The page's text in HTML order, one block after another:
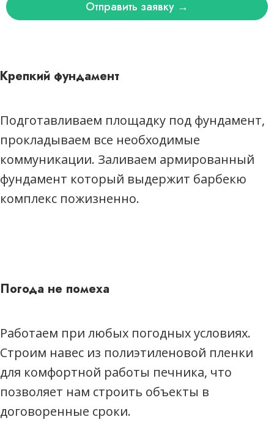
Отправить заявку →
Крепкий фундамент
Подготавливаем площадку под фундамент,
прокладываем все необходимые
коммуникации. Заливаем армированный
фундамент который выдержит барбекю
комплекс пожизненно.
Погода не помеха
Работаем при любых погодных условиях.
Строим навес из полиэтиленовой пленки
для комфортной работы печника, что
позволяет нам строить объекты в
договоренные сроки.
Оставьте свои контактные данные и наш
Написать нам: